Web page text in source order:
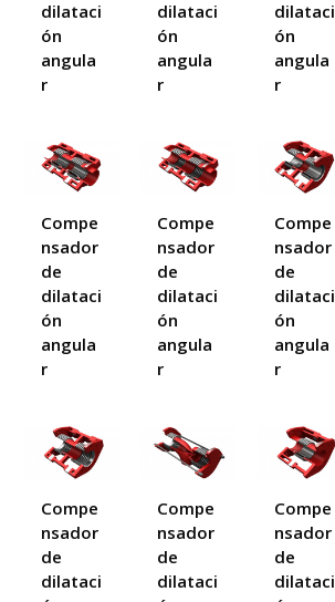
dilataci
ón
angula
r
dilataci
ón
angula
r
dilataci
ón
angula
r
Compe
nsador
de
dilataci
ón
angula
r
Compe
nsador
de
dilataci
ón
angula
r
Compe
nsador
de
dilataci
ón
angula
r
Compe
nsador
de
dilataci
Compe
nsador
de
dilataci
Compe
nsador
de
dilataci